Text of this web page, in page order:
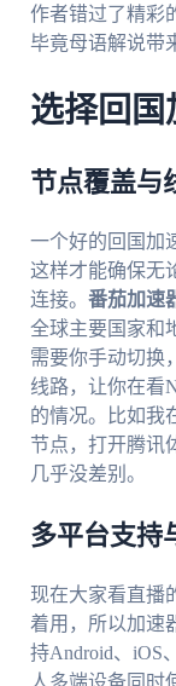
作者错过了精彩
毕竟母语解说带
选择回国
节点覆盖与
一个好的回国加
这样才能确保无
连接。 番茄加速
全球主要国家
需要你手动切换
线路，让你在看
的情况。比如我
节点，打开腾讯
几乎没差别。
多平台支持
现在大家看直播
着用，所以加速
持Android、iOS
人多端设备同